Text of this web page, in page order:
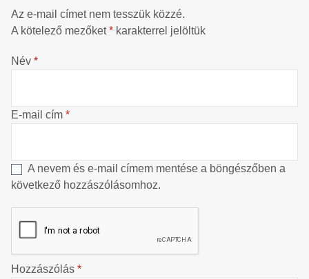
Az e-mail címet nem tesszük közzé.
A kötelező mezőket* karakterrel jelöltük
Név *
E-mail cím *
A nevem és e-mail címem mentése a böngészőben a
következő hozzászólásomhoz.
Hozzászólás *